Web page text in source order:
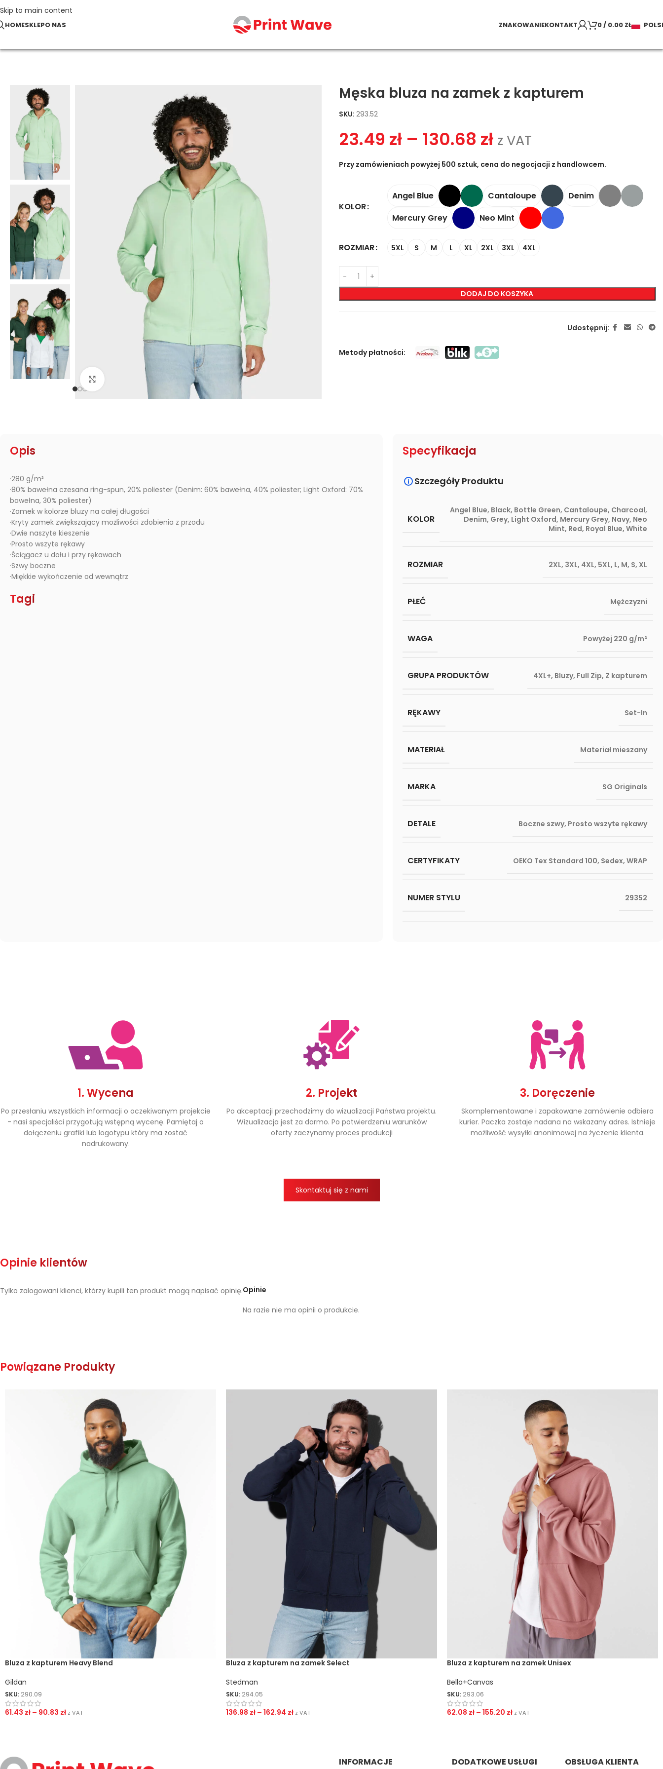
Skip to main content
HOMESKLEPO NAS ZNAKOWANIE
Sitodruk Bezpośredni
KONTAKT 0/ 0.00 ZŁ
Kliknij, aby powiększyć
Męska bluza na zamek z kapturem
SKU: 293.52
23.49 zł – 130.68 zł z VAT
Przy zamówieniach powyżej 500 sztuk, cena do negocjacji z handlowcem.
KOLOR
Angel Blue Cantaloupe
Denim
Mercury Grey
Neo Mint
ROZMIAR 5XL S M L XL 2XL 3XL 4XL
DODAJ DO KOSZYKA
Udostępnij:
Metody płatności:
Opis
·280 g/m²
·80% bawełna czesana ring-spun, 20% poliester (Denim: 60% bawełna, 40% poliester; Light Oxford: 70%
bawełna, 30% poliester)
·Zamek w kolorze bluzy na całej długości
·Kryty zamek zwiększający możliwości zdobienia z przodu
·Dwie naszyte kieszenie
·Prosto wszyte rękawy
·Ściągacz u dołu i przy rękawach
·Szwy boczne
·Miękkie wykończenie od wewnątrz
Tagi
Specyfikacja
Szczegóły Produktu
KOLOR
Angel Blue, Black, Bottle Green, Cantaloupe, Charcoal,
Denim, Grey, Light Oxford, Mercury Grey, Navy, Neo
Mint, Red, Royal Blue, White
ROZMIAR 2XL, 3XL, 4XL, 5XL, L, M, S, XL
PŁEĆ Mężczyzni
WAGA Powyżej 220 g/m²
GRUPA PRODUKTÓW 4XL+, Bluzy, Full Zip, Z kapturem
RĘKAWY Set-In
MATERIAŁ Materiał mieszany
MARKA SG Originals
DETALE Boczne szwy, Prosto wszyte rękawy
CERTYFIKATY OEKO Tex Standard 100, Sedex, WRAP
NUMER STYLU 29352
1. Wycena
Po przesłaniu wszystkich informacji o oczekiwanym projekcie
- nasi specjaliści przygotują wstępną wycenę. Pamiętaj o
dołączeniu grafiki lub logotypu który ma zostać
nadrukowany.
2. Projekt
Po akceptacji przechodzimy do wizualizacji Państwa projektu.
Wizualizacja jest za darmo. Po potwierdzeniu warunków
oferty zaczynamy proces produkcji
3. Doręczenie
Skomplementowane i zapakowane zamówienie odbiera
kurier. Paczka zostaje nadana na wskazany adres. Istnieje
możliwość wysyłki anonimowej na życzenie klienta.
Skontaktuj się z nami
Opinie klientów
Opinie
Na razie nie ma opinii o produkcie.
Tylko zalogowani klienci, którzy kupili ten produkt mogą napisać opinię.
Powiązane Produkty
Bluza z kapturem Heavy Blend
Gildan
SKU: 290.09
61.43 zł – 90.83 zł z VAT
Bluza z kapturem na zamek Select
Stedman
SKU: 294.05
136.98 zł – 162.94 zł z VAT
Bluza z kapturem na zamek Unisex
Bella+Canvas
SKU: 293.06
62.08 zł – 155.20 zł z VAT
INFORMACJE DODATKOWE USŁUGI OBSŁUGA KLIENTA